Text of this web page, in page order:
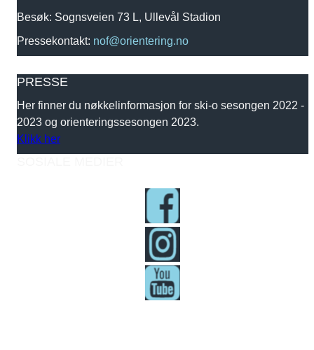
Besøk: Sognsveien 73 L, Ullevål Stadion
Pressekontakt: nof@orientering.no
PRESSE
Her finner du nøkkelinformasjon for ski-o sesongen 2022 -
2023 og orienteringssesongen 2023.
Klikk her